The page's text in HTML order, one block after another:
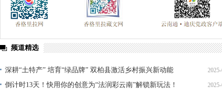
频道精选
深耕“土特产” 培育“绿品牌” 双柏县激活乡村振兴新动能
倒计时13天！快用你的创意为“法润彩云南”解锁新玩法！